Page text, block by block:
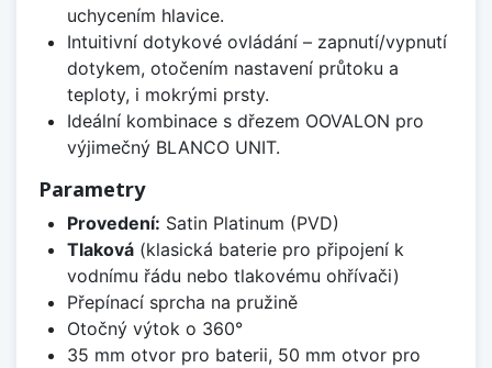
uchycením hlavice.
Intuitivní dotykové ovládání – zapnutí/vypnutí
dotykem, otočením nastavení průtoku a
teploty, i mokrými prsty.
Ideální kombinace s dřezem OOVALON pro
výjimečný BLANCO UNIT.
Parametry
Provedení: Satin Platinum (PVD)
Tlaková(klasická baterie pro připojení k
vodnímu řádu nebo tlakovému ohřívači)
Přepínací sprcha na pružině
Otočný výtok o 360°
35 mm otvor pro baterii, 50 mm otvor pro